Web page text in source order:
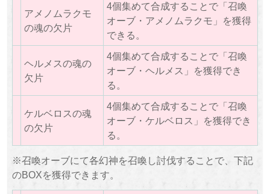
アメノムラクモ
の魂の欠片
4個集めて合成することで「召喚
オーブ・アメノムラクモ」を獲得
できる。
ヘルメスの魂の
欠片
4個集めて合成することで「召喚
オーブ・ヘルメス」を獲得でき
る。
ケルベロスの魂
の欠片
4個集めて合成することで「召喚
オーブ・ケルベロス」を獲得でき
る。
※召喚オーブにて各幻神を召喚し討伐することで、下記
のBOXを獲得できます。